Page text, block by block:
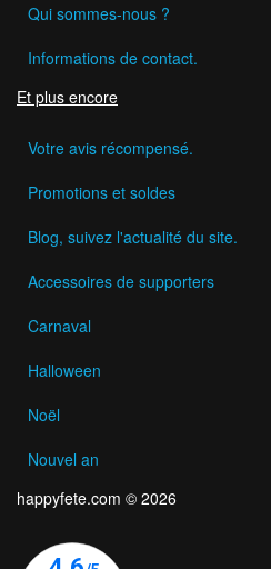
Qui sommes-nous ?
Informations de contact.
Et plus encore
Votre avis récompensé.
Promotions et soldes
Blog, suivez l'actualité du site.
Accessoires de supporters
Carnaval
Halloween
Noël
Nouvel an
happyfete.com © 2026